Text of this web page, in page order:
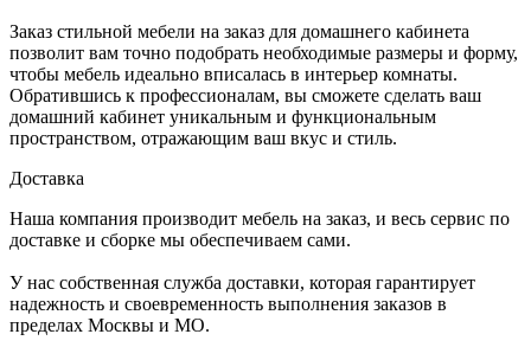
Заказ стильной мебели на заказ для домашнего кабинета
позволит вам точно подобрать необходимые размеры и форму,
чтобы мебель идеально вписалась в интерьер комнаты.
Обратившись к профессионалам, вы сможете сделать ваш
домашний кабинет уникальным и функциональным
пространством, отражающим ваш вкус и стиль.
Доставка
Наша компания производит мебель на заказ, и весь сервис по
доставке и сборке мы обеспечиваем сами.
У нас собственная служба доставки, которая гарантирует
надежность и своевременность выполнения заказов в
пределах Москвы и МО.